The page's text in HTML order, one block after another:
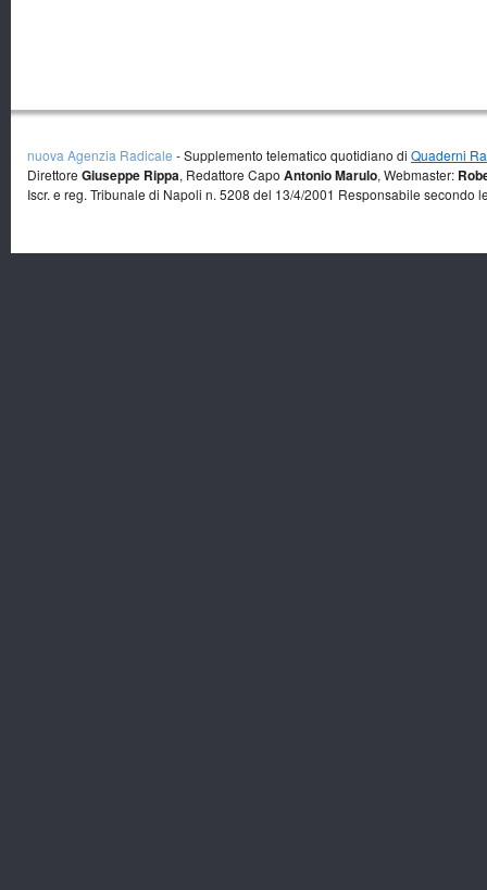
nuova Agenzia Radicale - Supplemento telematico quotidiano di Quaderni
Direttore Giuseppe Rippa, Redattore Capo Antonio Marulo, Webmaster:
Iscr. e reg. Tribunale di Napoli n. 5208 del 13/4/2001 Responsabile secondo